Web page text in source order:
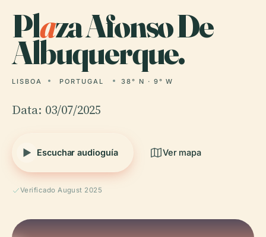
Plaza Afonso De
Albuquerque.
LISBOA PORTUGAL 38° N · 9° W
Data: 03/07/2025
Escuchar audioguía Ver mapa
Verificado August 2025